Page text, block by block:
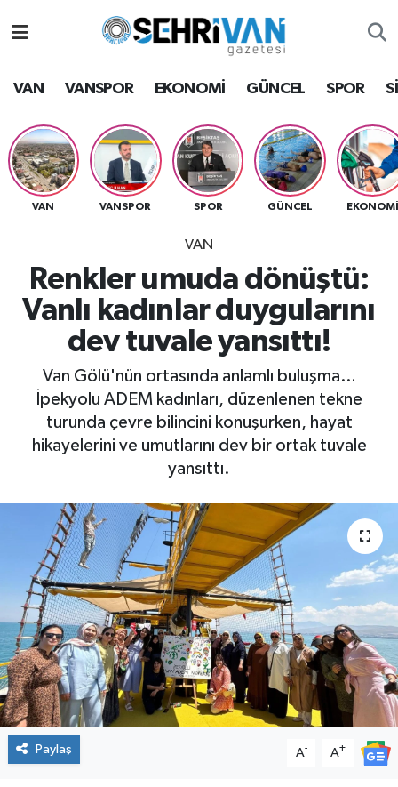
VAN VANSPOR EKONOMİ GÜNCEL SPOR
VAN VANSPOR SPOR GÜNCEL EKONOMİ
VAN
Renkler umuda dönüştü:
Vanlı kadınlar duygularını
dev tuvale yansıttı!
Van Gölü'nün ortasında anlamlı buluşma…
İpekyolu ADEM kadınları, düzenlenen tekne
turunda çevre bilincini konuşurken, hayat
hikayelerini ve umutlarını dev bir ortak tuvale
yansıttı.
Paylaş A- A+
Van Hava Durumu
VAN Namaz Vakitleri
Van Trafik Yoğunluk Haritası
Süper Lig Puan Durumu ve Fikstür
Tüm Manşetler
Son Dakika Haberleri
Haber Arşivi